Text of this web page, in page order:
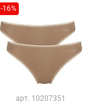
-16%
арт. 10207351